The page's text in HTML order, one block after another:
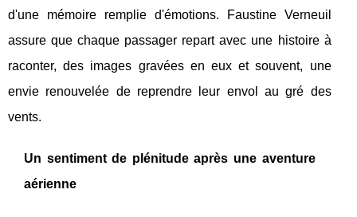
d'une mémoire remplie d'émotions. Faustine Verneuil
assure que chaque passager repart avec une histoire à
raconter, des images gravées en eux et souvent, une
envie renouvelée de reprendre leur envol au gré des
vents.
Un sentiment de plénitude après une aventure
aérienne